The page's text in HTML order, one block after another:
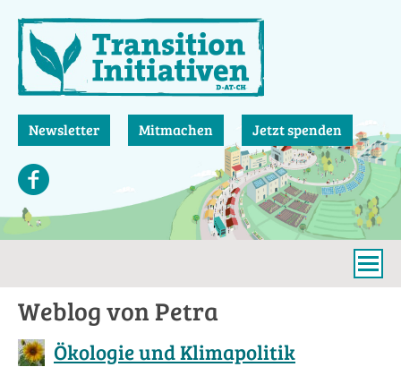
zum
Inhalt
Newsletter Mitmachen Jetzt spenden
Weblog von Petra
Ökologie und Klimapolitik